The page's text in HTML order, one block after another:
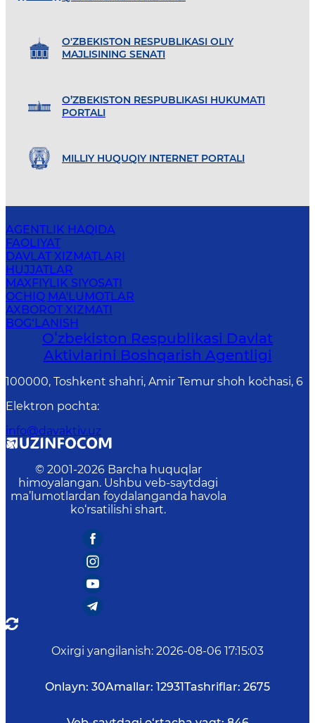
O'ZBEKISTON RESPUBLIKASI OLIY
MAJLISINING SENATI
O’ZBEKISTON RESPUBLIKASI HUKUMATI
PORTALI
MILLIY HUQUQIY INTERNET PORTALI
AGENTLIK HAQIDA
FAOLIYAT
DAVLAT XIZMATLARI
HUJJATLAR
MAXFIYLIK SIYOSATI
OCHIQ MA'LUMOTLAR
AXBOROT XIZMATI
BOG‘LANISH
Oʻzbekiston Respublikasi Davlat
Aktivlarini Boshqarish Agentligi
100000, Toshkent shahri, Amir Temur shoh ko`chasi, 6
Elektron pochta:
info@davaktiv.uz
© 2001-2026 Barcha huquqlar
himoyalangan. Ushbu veb-saytdagi
ma’lumotlardan foydalanganda havola
ko‘rsatilishi shart.
Oxirgi yangilanish: 2026-08-06 17:15:03
Onlayn: 30Amallar: 12931Tashriflar: 2675